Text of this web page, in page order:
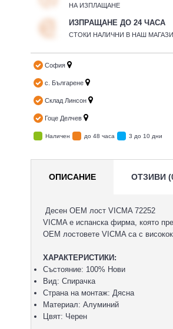
НА ИЗПЛАЩАНЕ
ИЗПРАЩАНЕ ДО 24 ЧАСА
СТОКИ НАЛИЧНИ В НАШ
София
с. Българене
Склад Линсон
Гоце Делчев
Наличен до 48 часа 3 до 10 дни
ОПИСАНИЕ ОТЗИВИ
Десен OEM лост VICMA 72252
VICMA e испанска фирма, която
OEM лостовете VICMA са с
ХАРАКТЕРИСТИКИ:
Състояние: 100% Нови
Вид: Спирачка
Страна на монтаж: Дясна
Материал: Алуминий
Цвят: Черен